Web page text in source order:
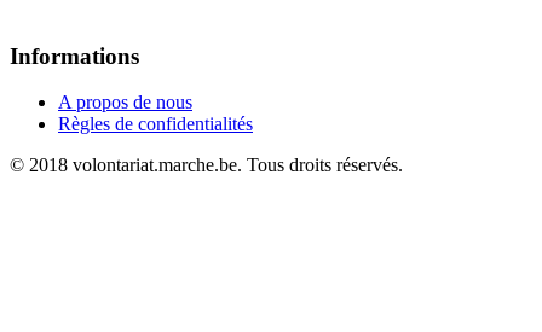
Informations
A propos de nous
Règles de confidentialités
© 2018 volontariat.marche.be. Tous droits réservés.